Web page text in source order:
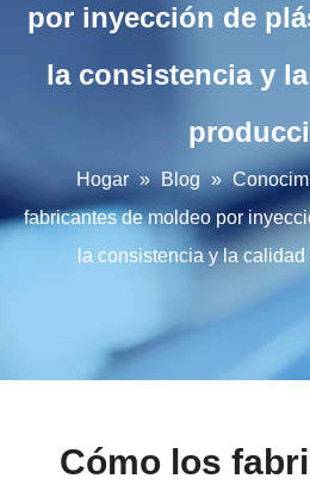
por inyección de
la consistencia y
Hogar » Blog »
fabricantes de moldeo por
la consistencia y la
Cómo los